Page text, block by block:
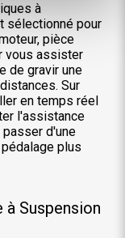
à
sélectionné pour
pièce
vous assister
de gravir une
Sur
en temps réel
l'assistance
d'une
plus
à Suspension